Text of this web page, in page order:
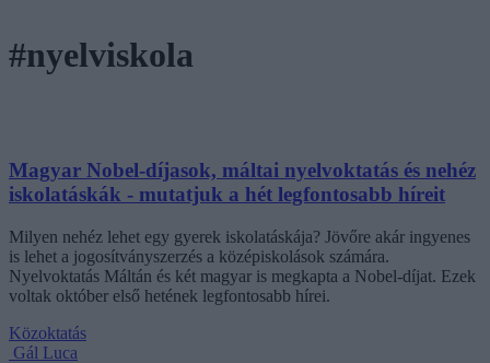
#nyelviskola
Magyar Nobel-díjasok, máltai nyelvoktatás és nehéz
iskolatáskák - mutatjuk a hét legfontosabb híreit
Milyen nehéz lehet egy gyerek iskolatáskája? Jövőre akár ingyenes
is lehet a jogosítványszerzés a középiskolások számára.
Nyelvoktatás Máltán és két magyar is megkapta a Nobel-díjat. Ezek
voltak október első hetének legfontosabb hírei.
Közoktatás
Gál Luca